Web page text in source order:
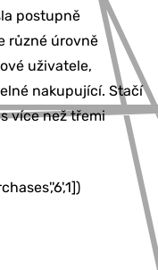
postupně
různé úrovně
uživatele,
nakupující. Stačí
více než třemi